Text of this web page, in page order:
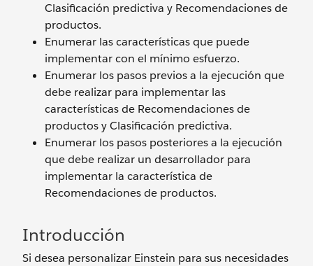
Clasificación predictiva y Recomendaciones de
productos.
Enumerar las características que puede
implementar con el mínimo esfuerzo.
Enumerar los pasos previos a la ejecución que
debe realizar para implementar las
características de Recomendaciones de
productos y Clasificación predictiva.
Enumerar los pasos posteriores a la ejecución
que debe realizar un desarrollador para
implementar la característica de
Recomendaciones de productos.
Introducción
Si desea personalizar Einstein para sus necesidades